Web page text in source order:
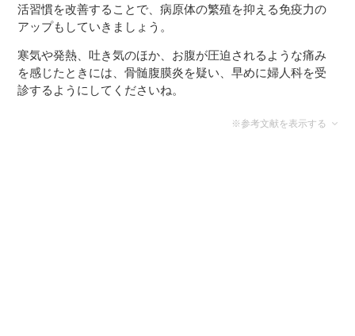
活習慣を改善することで、病原体の繁殖を抑える免疫力の
アップもしていきましょう。
寒気や発熱、吐き気のほか、お腹が圧迫されるような痛み
を感じたときには、骨髄腹膜炎を疑い、早めに婦人科を受
診するようにしてくださいね。
※参考文献を表示する